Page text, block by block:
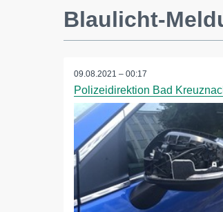
Blaulicht-
09.08.2021 – 00:17
Polizeidirektion Bad